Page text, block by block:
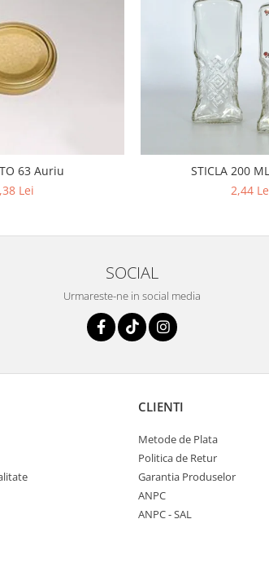
63 Auriu
Lei
STICLA 200
2,44
SOCIAL
Urmareste-ne in social media
CLIENTI
Metode de Plata
Politica de Retur
Garantia Produselor
ANPC
ANPC - SAL